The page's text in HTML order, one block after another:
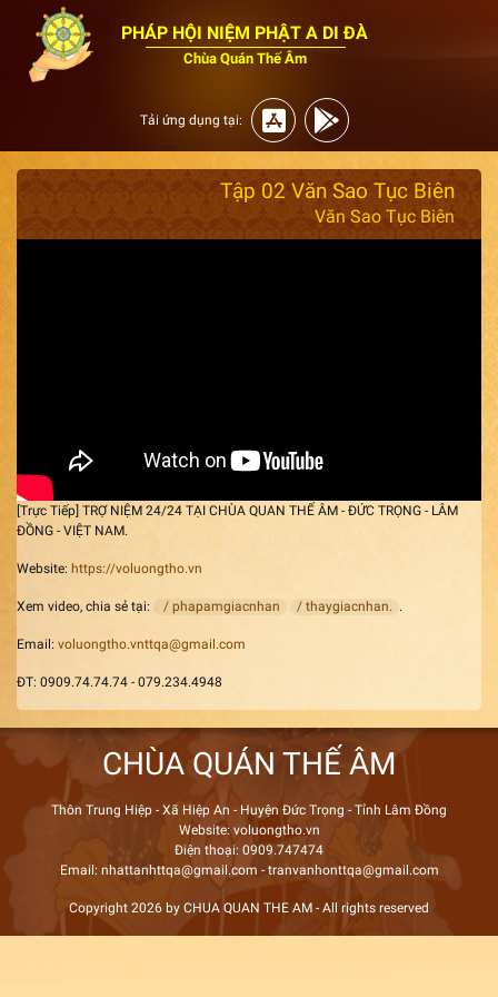
PHÁP HỘI NIỆM PHẬT A DI ĐÀ
Chùa Quán Thế Âm
Tải ứng dụng tại:
Tập 02 Văn Sao Tục Biên
Văn Sao Tục Biên
[Trực Tiếp] TRỢ NIỆM 24/24 TẠI CHÙA QUAN THẾ ÂM - ĐỨC TRỌNG - LÂM
ĐỒNG - VIỆT NAM.
Website: https://voluongtho.vn
Xem video, chia sẻ tại: / phapamgiacnhan / thaygiacnhan. .
Email: voluongtho.vnttqa@gmail.com
ĐT: 0909.74.74.74 - 079.234.4948
CHÙA QUÁN THẾ ÂM
Thôn Trung Hiệp - Xã Hiệp An - Huyện Đức Trọng - Tỉnh Lâm Đồng
Website: voluongtho.vn
Điện thoại: 0909.747474
Email: nhattanhttqa@gmail.com - tranvanhonttqa@gmail.com
Copyright 2026 by CHUA QUAN THE AM - All rights reserved